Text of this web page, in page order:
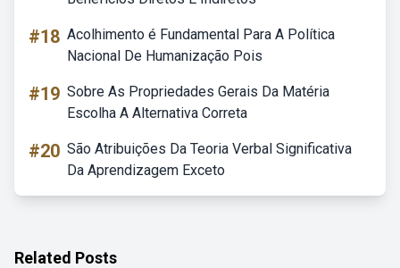
#18 Acolhimento é Fundamental Para A Política
Nacional De Humanização Pois
#19 Sobre As Propriedades Gerais Da Matéria
Escolha A Alternativa Correta
#20 São Atribuições Da Teoria Verbal Significativa
Da Aprendizagem Exceto
Related Posts